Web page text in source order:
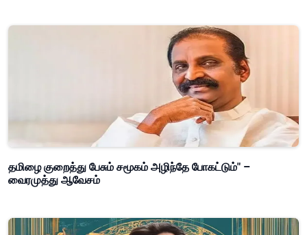
தமிழை குறைத்து பேசும் சமூகம் அழிந்தே போகட்டும்" –
வைரமுத்து ஆவேசம்